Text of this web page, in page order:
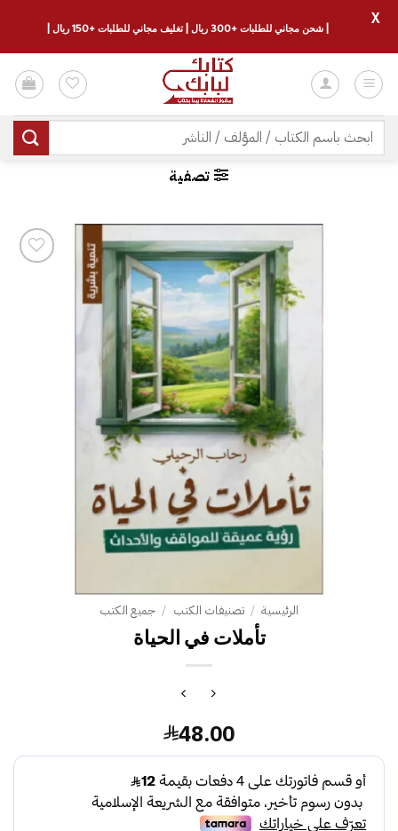
للمحتوى
البحث
عن:
تصفية
الرئيسية / تصنيفات الكتب / جميع الكتب
تأملات في الحياة
48.00
| شحن مجاني للطلبات +300 ريال | تغليف مجاني للطلبات +150 ريال |
X